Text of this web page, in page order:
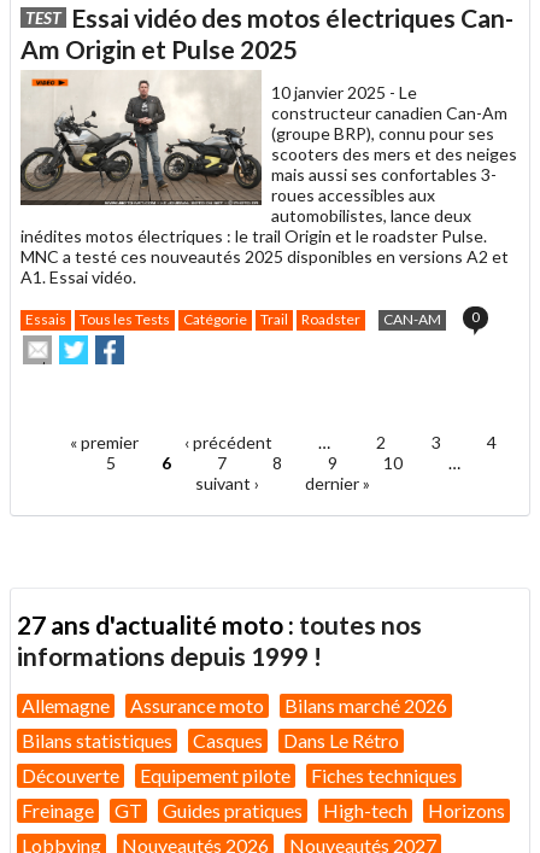
à
un
ami
TEST Essai vidéo des motos électriques Can-
Am Origin et Pulse 2025
10 janvier 2025 - Le
constructeur canadien Can-Am
(groupe BRP), connu pour ses
scooters des mers et des neiges
mais aussi ses confortables 3-
roues accessibles aux
automobilistes, lance deux
inédites motos électriques : le trail Origin et le roadster Pulse.
MNC a testé ces nouveautés 2025 disponibles en versions A2 et
A1. Essai vidéo.
Essais Tous les Tests Catégorie Trail Roadster CAN-AM 0
Envoyer
cet
Partager
sur
sur
Pages« premier ‹ précédent … 2 3
4
5
6 7 8 9 10
…
suivant ›
dernier »
27 ans d'actualité moto : toutes nos
informations depuis 1999 !
Allemagne Assurance moto
Bilans marché 2026
Bilans statistiques
Casques
Dans Le Rétro
Découverte
Equipement pilote
Fiches techniques
Freinage
GT Guides pratiques High-tech
Horizons
Lobbying
Nouveautés 2026 Nouveautés 2027